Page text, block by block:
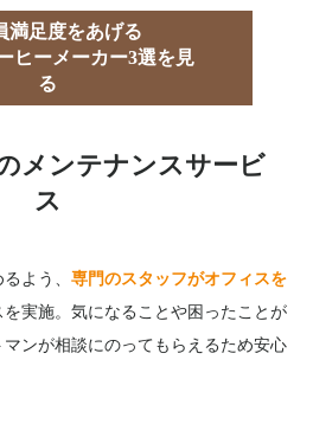
満足度をあげる
ヒーメーカー3選を見
る
メンテナンスサービ
ス
よう、 専門のスタッフがオフィスを
を実施。気になることや困ったことが
ンが相談にのってもらえるため安心